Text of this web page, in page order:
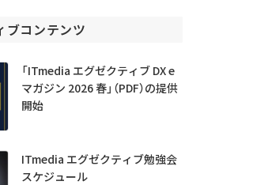
ブコンテンツ
「ITmedia エグゼクティブ DX e
マガジン 2026 春」（PDF）の提供
開始
ITmedia エグゼクティブ勉強会
スケジュール